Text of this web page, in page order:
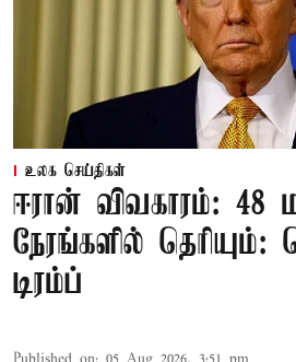
உலக செய்திகள்
ஈரான் விவகாரம்: 48
நேரங்களில்
டிரம்ப்